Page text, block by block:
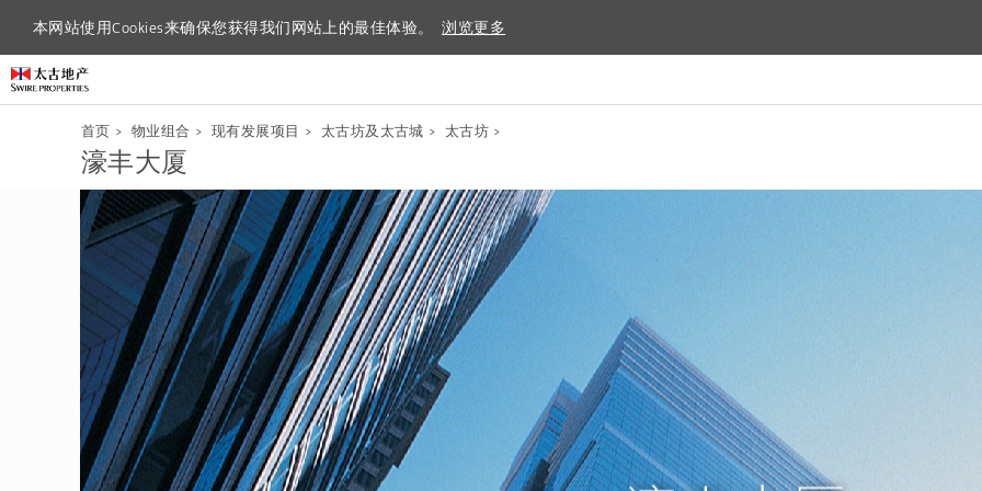
本网站使用Cookies来确保您获得我们网站上的最佳体验。 浏览更多
本网站使用Cookies来确保您获得我们网站上的最佳体验。 浏览更多
首页 > 物业组合 > 现有发展项目 > 太古坊及太古城 > 太古坊 >
濠丰大厦